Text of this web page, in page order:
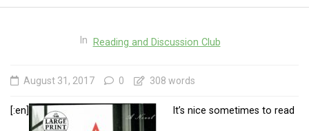
In Reading and Discussion Club
August 31, 2017 0 308 words
[:en] It’s nice sometimes to read